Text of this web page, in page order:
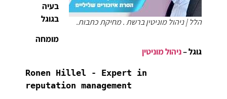
הלל | ניהול מוניטין ברשת . מחיקת כתבות.
בעיה
בגוגל
מומחה
גוגל –ניהול מוניטין
Ronen Hillel - Expert in
reputation management